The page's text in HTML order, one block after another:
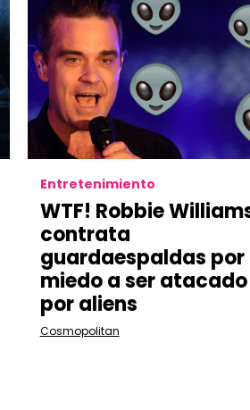
Entretenimiento
WTF! Robbie
contrata
guardaespaldas por
miedo a ser atacado
por aliens
Cosmopolitan